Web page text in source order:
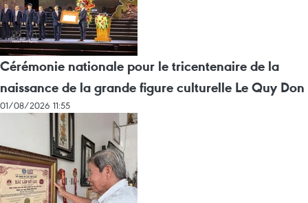
Cérémonie nationale pour le tricentenaire de la
naissance de la grande figure culturelle Le Quy Don
01/08/2026 11:55